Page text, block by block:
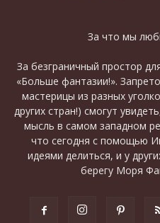
За что мы
За безграничный простор
«Больше фантазии!».
мастерицы из разных
других стран!) смогут
мысль в самом западном
что сегодня с помощью
идеями делиться, и у
берегу Моря